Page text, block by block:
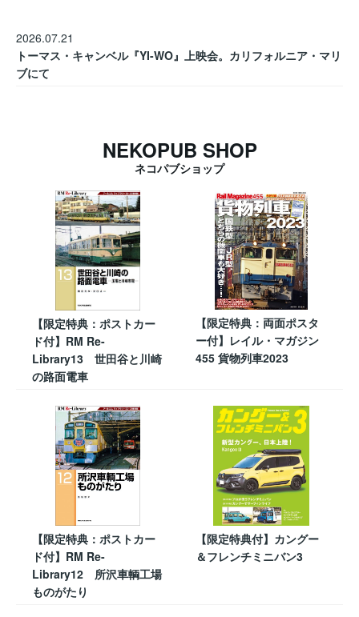
2026.07.21
トーマス・キャンベル『YI-WO』上映会。カリフォルニア・マリ
ブにて
NEKOPUB SHOP
ネコパブショップ
【限定特典：ポストカー
ド付】RM Re-
Library13 世田谷と川崎
の路面電車
【限定特典：両面ポスタ
ー付】レイル・マガジン
455 貨物列車2023
【限定特典：ポストカー
ド付】RM Re-
Library12 所沢車輌工場
ものがたり
【限定特典付】カングー
＆フレンチミニバン3